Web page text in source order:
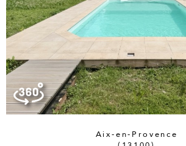
Aix-en-Provence